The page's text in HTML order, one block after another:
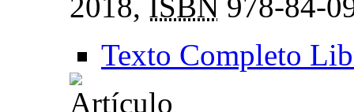
2018, ISBN 978-84-
Texto Completo